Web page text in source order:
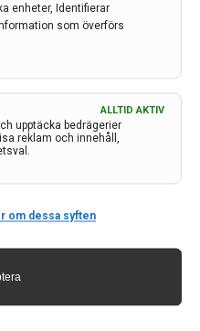
enheter, Identifierar
som överförs
upptäcka bedrägerier
reklam och innehåll,
ALLTID AKTIV
om dessa syften